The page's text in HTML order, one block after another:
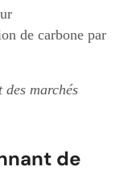
de carbone par
marchés
de